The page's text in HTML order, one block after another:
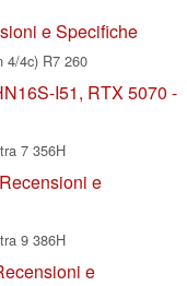
e Specifiche
4/4c) R7 260
I51, RTX 5070 -
7 356H
e
9 386H
e